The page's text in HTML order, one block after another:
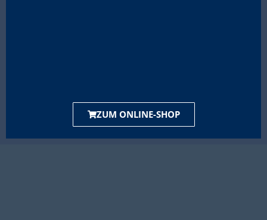
ZUM ONLINE-SHOP